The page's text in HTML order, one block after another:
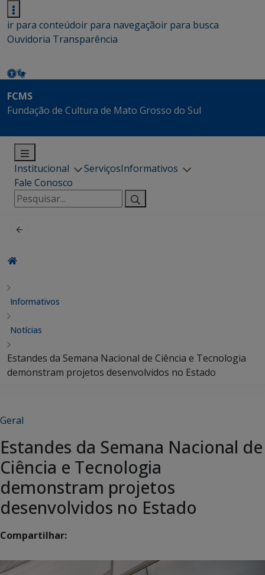
ir para conteúdoir para navegaçãoir para busca
Ouvidoria Transparência
FCMS
Fundação de Cultura de Mato Grosso do Sul
Institucional ServiçosInformativos
Fale Conosco
Pesquisar
por:
Informativos
Notícias
Estandes da Semana Nacional de Ciência e Tecnologia
demonstram projetos desenvolvidos no Estado
Geral
Estandes da Semana Nacional de
Ciência e Tecnologia
demonstram projetos
desenvolvidos no Estado
Compartilhar: